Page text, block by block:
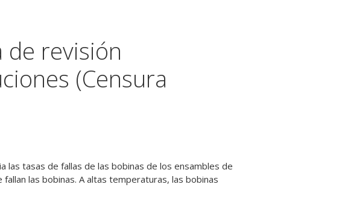
de revisión
(Censura
las tasas de fallas de las bobinas de los ensambles de
las bobinas. A altas temperaturas, las bobinas